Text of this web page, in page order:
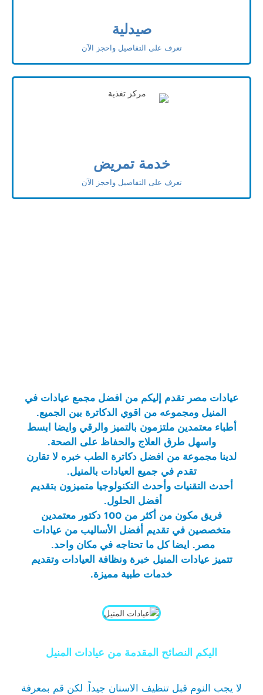
صيدلية
تعرف على التفاصيل واحجز الآن
خدمة تمريض
تعرف على التفاصيل واحجز الآن
عيادات مصر تقدم إليكم من افضل مجمع عيادات في
المنيل ومجموعه من اقوي الدكاترة بين الجميع.
أطباء معتمدين ملتزمون بالتميز والرقي وايضا ابسط
واسهل طرق العلاج والحفاظ على الصحة.
لدينا مجموعة من افضل دكاترة الطب خبره لا تقارن
تقدم في جميع العيادات بالمنيل.
أحدث التقنيات وأحدث التكنولوجيا متميزون بتقديم
أفضل الحلول.
فريق مكون من أكثر من 100 دكتور معتمدين
متخصصين في تقديم أفضل الأساليب من عيادات
مصر. ايضا كل ما تحتاجه في مكان واحد.
تتميز عيادات المنيل خبرة ونظافة العيادات وتقديم
خدمات طبية مميزة.
اليكم النصائح المقدمة من عيادات المنيل
لا يجب النوم قبل تنظيف الاسنان جيداً. لكن قم بمعرفة